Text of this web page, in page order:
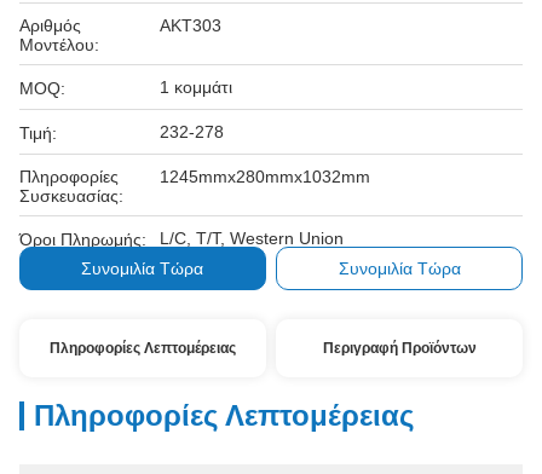
Αριθμός
Μοντέλου:
AKT303
MOQ: 1 κομμάτι
Τιμή: 232-278
Πληροφορίες
Συσκευασίας:
1245mmx280mmx1032mm
Όροι Πληρωμής:
L/C, T/T, Western Union
Συνομιλία Τώρα
Συνομιλία Τώρα
Πληροφορίες Λεπτομέρειας Περιγραφή Προϊόντων
Πληροφορίες Λεπτομέρειας